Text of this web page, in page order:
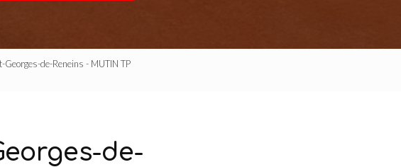
de-Reneins - MUTIN TP
de-